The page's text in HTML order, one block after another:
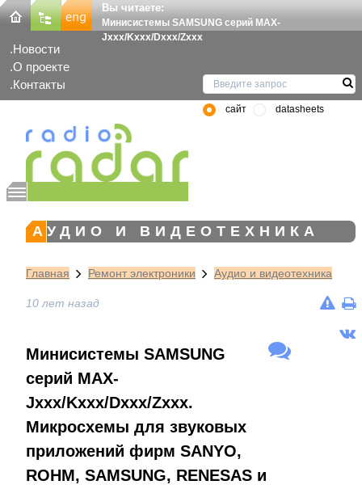
Вы читаете:
Минисистемы SAMSUNG серий MAX-
Jxxx/Kxxx/Dxxx/Zxxx
Новости
О проекте
Контакты
сайт datasheets
АУДИО И ВИДЕОТЕХНИКА
Главная Ремонт электроники Аудио и видеотехника
10 лет назад
Минисистемы SAMSUNG
серий MAX-
Jxxx/Kxxx/Dxxx/Zxxx.
Микросхемы для звуковых
приложений фирм SANYO,
ROHM, SAMSUNG, RENESAS и